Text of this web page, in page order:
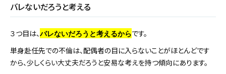
バレないだろうと考える
３つ目は、バレないだろうと考えるからです。
単身赴任先での不倫は、配偶者の目に入らないことがほとんどです
から、少しくらい大丈夫だろうと安易な考えを持つ傾向にあります。